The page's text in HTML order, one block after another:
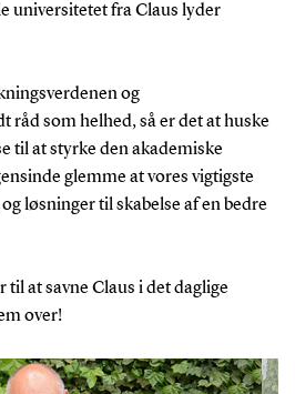
universitetet fra Claus lyder
og
råd som helhed, så er det at huske
til at styrke den akademiske
glemme at vores vigtigste
løsninger til skabelse af en bedre
til at savne Claus i det daglige
over!